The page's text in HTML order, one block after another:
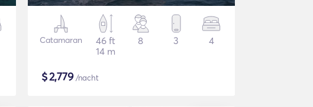
Catamaran
46 ft
14 m
8 3 4
$2,779/nacht